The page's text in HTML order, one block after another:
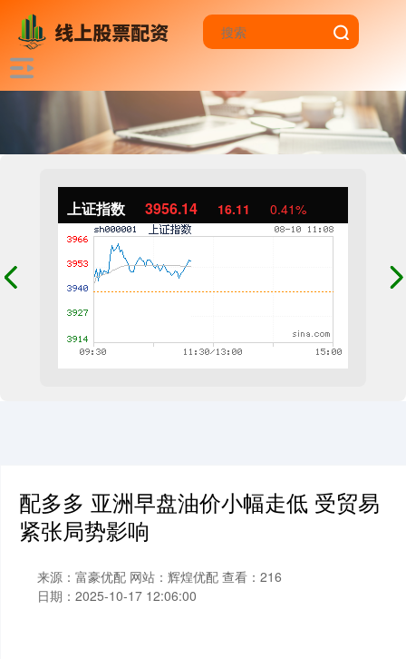
上证指数 3956.14 16.11 0.41%
配多多 亚洲早盘油价小幅走低 受贸易
紧张局势影响
来源：富豪优配 网站：辉煌优配 查看：216
日期：2025-10-17 12:06:00